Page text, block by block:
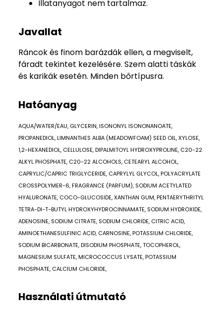
Illatanyagot nem tartalmaz.
Javallat
Ráncok és finom barázdák ellen, a megviselt,
fáradt tekintet kezelésére. Szem alatti táskák
és karikák esetén. Minden bőrtípusra.
Hatóanyag
AQUA/WATER/EAU, GLYCERIN, ISONONYL ISONONANOATE,
PROPANEDIOL, LIMNANTHES ALBA (MEADOWFOAM) SEED OIL, XYLOSE,
1,2-HEXANEDIOL, CELLULOSE, DIPALMITOYL HYDROXYPROLINE, C20-22
ALKYL PHOSPHATE, C20-22 ALCOHOLS, CETEARYL ALCOHOL,
CAPRYLIC/CAPRIC TRIGLYCERIDE, CAPRYLYL GLYCOL, POLYACRYLATE
CROSSPOLYMER-6, FRAGRANCE (PARFUM), SODIUM ACETYLATED
HYALURONATE, COCO-GLUCOSIDE, XANTHAN GUM, PENTAERYTHRITYL
TETRA-DI-T-BUTYL HYDROXYHYDROCINNAMATE, SODIUM HYDROXIDE,
ADENOSINE, SODIUM CITRATE, SODIUM CHLORIDE, CITRIC ACID,
AMINOETHANESULFINIC ACID, CARNOSINE, POTASSIUM CHLORIDE,
SODIUM BICARBONATE, DISODIUM PHOSPHATE, TOCOPHEROL,
MAGNESIUM SULFATE, MICROCOCCUS LYSATE, POTASSIUM
PHOSPHATE, CALCIUM CHLORIDE,
Használati útmutató